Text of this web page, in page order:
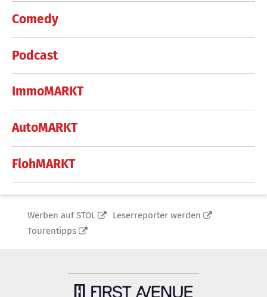
Comedy
Podcast
ImmoMARKT
AutoMARKT
FlohMARKT
Werben auf STOL
Leserreporter werden
Tourentipps